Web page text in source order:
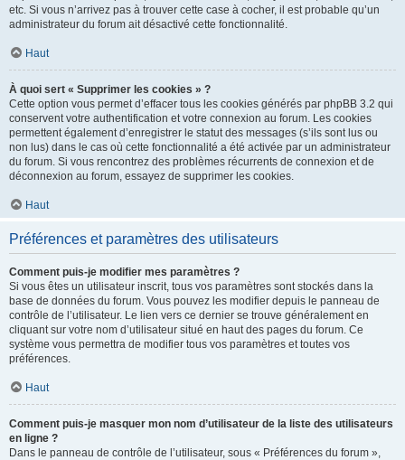
etc. Si vous n’arrivez pas à trouver cette case à cocher, il est probable qu’un
administrateur du forum ait désactivé cette fonctionnalité.
Haut
À quoi sert « Supprimer les cookies » ?
Cette option vous permet d’effacer tous les cookies générés par phpBB 3.2 qui
conservent votre authentification et votre connexion au forum. Les cookies
permettent également d’enregistrer le statut des messages (s’ils sont lus ou
non lus) dans le cas où cette fonctionnalité a été activée par un administrateur
du forum. Si vous rencontrez des problèmes récurrents de connexion et de
déconnexion au forum, essayez de supprimer les cookies.
Haut
Préférences et paramètres des utilisateurs
Comment puis-je modifier mes paramètres ?
Si vous êtes un utilisateur inscrit, tous vos paramètres sont stockés dans la
base de données du forum. Vous pouvez les modifier depuis le panneau de
contrôle de l’utilisateur. Le lien vers ce dernier se trouve généralement en
cliquant sur votre nom d’utilisateur situé en haut des pages du forum. Ce
système vous permettra de modifier tous vos paramètres et toutes vos
préférences.
Haut
Comment puis-je masquer mon nom d’utilisateur de la liste des utilisateurs
en ligne ?
Dans le panneau de contrôle de l’utilisateur, sous « Préférences du forum »,